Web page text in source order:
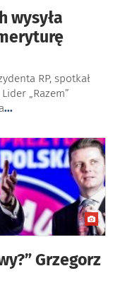
wysyła
RP, spotkał
„Razem”
...
Grzegorz